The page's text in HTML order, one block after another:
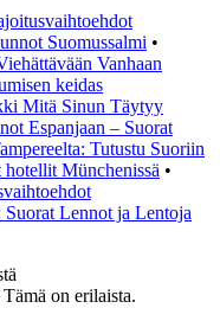
Suomussalmi •
Vanhaan
keidas
Mitä Sinun Täytyy
Espanjaan – Suorat
Tutustu Suoriin
hotellit Münchenissä •
Lennot ja Lentoja
on erilaista.